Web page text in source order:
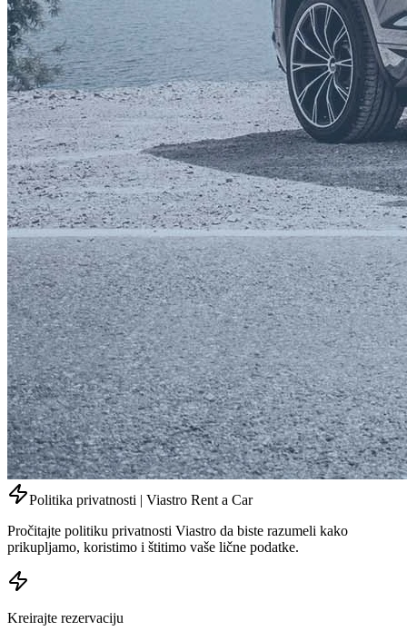
Politika privatnosti | Viastro Rent a Car
Pročitajte politiku privatnosti Viastro da biste razumeli kako
prikupljamo, koristimo i štitimo vaše lične podatke.
Kreirajte rezervaciju